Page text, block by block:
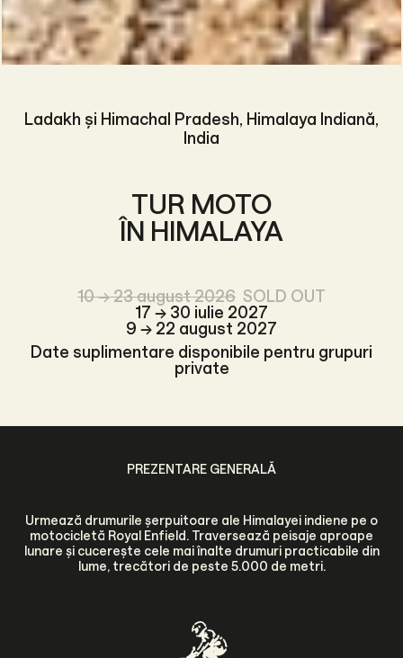
Ladakh și Himachal Pradesh, Himalaya Indiană,
India
TUR MOTO
ÎN HIMALAYA
10 → 23 august 2026 SOLD OUT
17 → 30 iulie 2027
9 → 22 august 2027
Date suplimentare disponibile pentru grupuri
private
PREZENTARE GENERALĂ
Urmează drumurile șerpuitoare ale Himalayei indiene pe o
motocicletă Royal Enfield. Traversează peisaje aproape
lunare și cucerește cele mai înalte drumuri practicabile din
lume, trecători de peste 5.000 de metri.